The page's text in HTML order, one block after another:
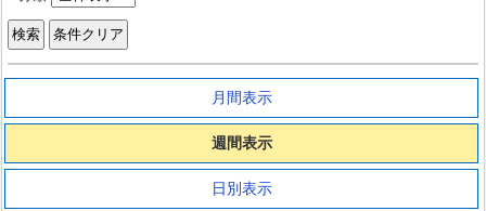
月間表示
週間表示
日別表示